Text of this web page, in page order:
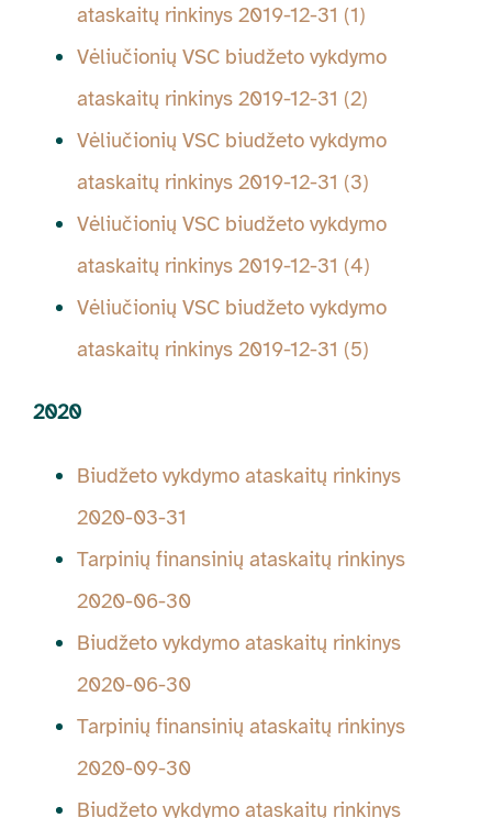
ataskaitų rinkinys 2019-12-31 (1)
Vėliučionių VSC biudžeto vykdymo
ataskaitų rinkinys 2019-12-31 (2)
Vėliučionių VSC biudžeto vykdymo
ataskaitų rinkinys 2019-12-31 (3)
Vėliučionių VSC biudžeto vykdymo
ataskaitų rinkinys 2019-12-31 (4)
Vėliučionių VSC biudžeto vykdymo
ataskaitų rinkinys 2019-12-31 (5)
2020
Biudžeto vykdymo ataskaitų rinkinys
2020-03-31
Tarpinių finansinių ataskaitų rinkinys
2020-06-30
Biudžeto vykdymo ataskaitų rinkinys
2020-06-30
Tarpinių finansinių ataskaitų rinkinys
2020-09-30
Biudžeto vykdymo ataskaitų rinkinys